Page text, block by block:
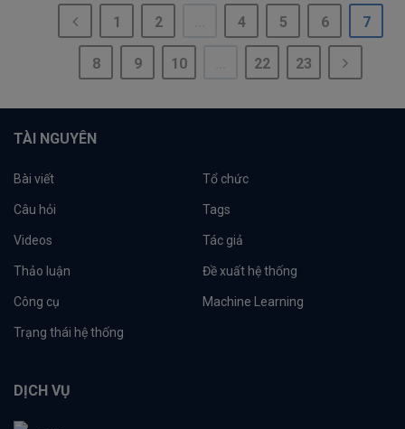
1 2 4 5 6 7
8 9 10 22 23
TÀI NGUYÊN
Bài viết Tổ chức
Câu hỏi Tags
Videos Tác giả
Thảo luận Đề xuất hệ thống
Công cụ Machine Learning
Trạng thái hệ thống
DỊCH VỤ